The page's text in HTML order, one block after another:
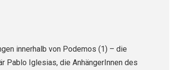
innerhalb von Podemos (1) – die
Pablo Iglesias, die AnhängerInnen des